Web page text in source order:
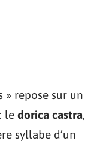
» repose sur un
le dorica castra,
syllabe d’un